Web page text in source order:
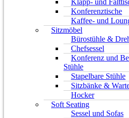
Klapp- und
Konferenztische
Kaffee- und
Sitzmöbel
Bürostühle &
Chefsessel
Konferenz und
Stühle
Stapelbare Stühle
Sitzbänke &
Hocker
Soft Seating
Sessel und Sofas